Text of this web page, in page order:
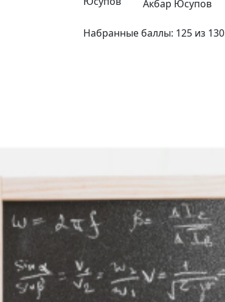
Акбар Юсупов
Набранные баллы: 125 из 130